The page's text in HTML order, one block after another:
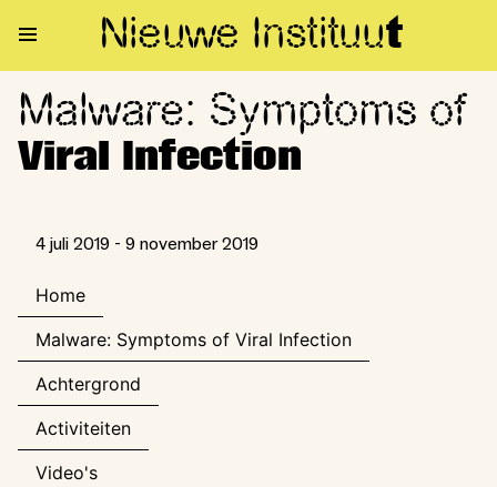
Nieuwe Instituut
Malware: Symptoms of Viral
Malware: Symptoms of
Viral Infection
4 juli 2019 - 9 november 2019
Home
Malware: Symptoms of Viral Infection
Achtergrond
Activiteiten
Video's